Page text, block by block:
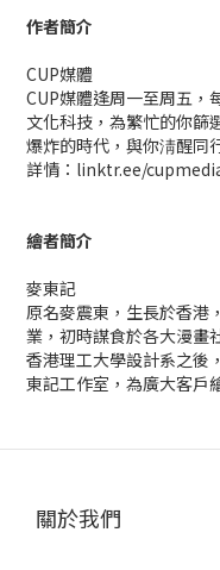
作者簡介
CUP媒體
CUP媒體逢周一至周五，
文化科技，為繁忙的你篩
爆炸的時代，與你淸醒同
詳情：linktr.ee/
繪者簡介
麥東記
原名麥震東，生長於香港
業，初時謀食於各大漫畫
香港理工大學設計系之後
東記工作室，為廣大客戶
關於我們